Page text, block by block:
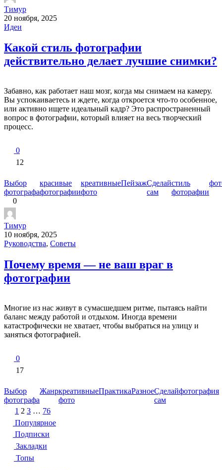
Тимур
20 ноября, 2025
Идеи
Какой стиль фотографии
действительно делает лучшие снимки?
Забавно, как работает наш мозг, когда мы снимаем на камеру.
Вы успокаиваетесь и ждете, когда откроется что-то особенное,
или активно ищете идеальный кадр? Это распространенный
вопрос в фотографии, который влияет на весь творческий
процесс.
0
12
Выбор
фотографа
красивые
фотографии
креативные
фото
ПейзажСделай
сам
стиль
фоторафии
0
Тимур
10 ноября, 2025
Руководства, Советы
Почему время — не ваш враг в
фотографии
Многие из нас живут в сумасшедшем ритме, пытаясь найти
баланс между работой и отдыхом. Иногда времени
катастрофически не хватает, чтобы выбраться на улицу и
заняться фотографией.
0
17
Выбор
фотографа
Жанркреативные
фото
ПрактикаРазноеСделай
сам
фотография
Пагинация
записей
1 2 3 … 76
Популярное
Подписки
Закладки
Топы